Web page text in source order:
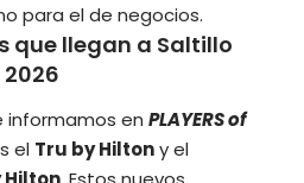
para el de negocios.
que llegan a Saltillo
en PLAYERS of
el Tru by Hiltony el